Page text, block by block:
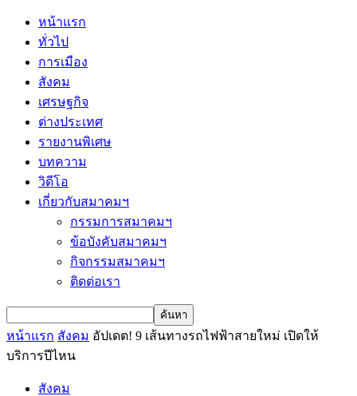
หน้าแรก
ทั่วไป
การเมือง
สังคม
เศรษฐกิจ
ต่างประเทศ
รายงานพิเศษ
บทความ
วิดีโอ
เกี่ยวกับสมาคมฯ
กรรมการสมาคมฯ
ข้อบังคับสมาคมฯ
กิจกรรมสมาคมฯ
ติดต่อเรา
หน้าแรก สังคม อัปเดต! 9 เส้นทางรถไฟฟ้าสายใหม่ เปิดให้
บริการปีไหน
สังคม